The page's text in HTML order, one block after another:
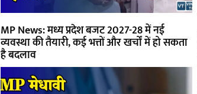
MP News: मध्य प्रदेश बजट 2027-28 में नई
व्यवस्था की तैयारी, कई भत्तों और खर्चों में हो सकता
है बदलाव